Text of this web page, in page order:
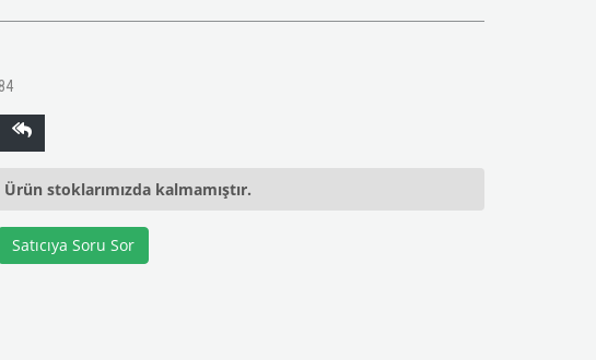
Ürün stoklarımızda kalmamıştır.
Satıcıya Soru Sor